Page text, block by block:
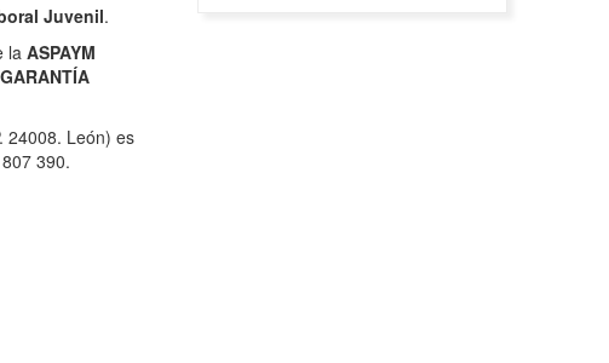
Juvenil.
la ASPAYM
GARANTÍA
24008. León) es
390.